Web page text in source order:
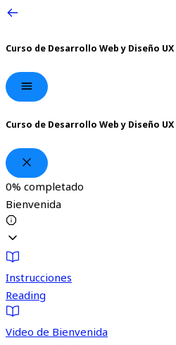
Curso de Desarrollo Web y Diseño UX
Curso de Desarrollo Web y Diseño UX
0% completado
Bienvenida
Instrucciones
Reading
Video de Bienvenida